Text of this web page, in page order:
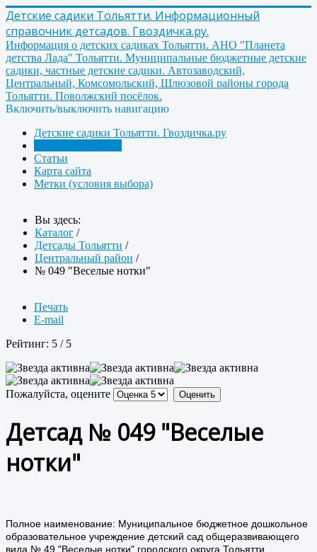
Детские садики Тольятти. Информационный
справочник детсадов. Гвоздичка.ру.
Информация о детских садиках Тольятти. АНО "Планета
детства Лада" Тольятти. Муниципальные бюджетные детские
садики, частные детские садики. Автозаводский,
Центральный, Комсомольский, Шлюзовой районы города
Тольятти. Поволжский посёлок.
Включить/выключить навигацию
Детские садики Тольятти. Гвоздичка.ру
Статьи
Карта сайта
Метки (условия выбора)
Вы здесь:
Каталог /
Детсады Тольятти /
Центральный район /
№ 049 "Веселые нотки"
Печать
E-mail
Рейтинг: 5 / 5
Пожалуйста, оцените
Детсад № 049 "Веселые
нотки"
Полное наименование: Муниципальное бюджетное дошкольное
образовательное учреждение детский сад общеразвивающего
вида № 49 "Веселые нотки" городского округа Тольятти